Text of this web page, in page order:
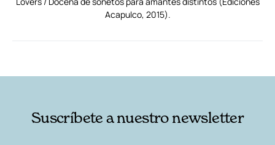
Acapulco, 2015).
Suscríbete a nuestro newsletter